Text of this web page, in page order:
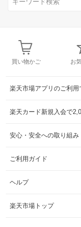
買い物かご お
楽天市場アプリのご利用
楽天カード新規入会で
安心・安全への取り組み
ご利用ガイド
ヘルプ
楽天市場トップ